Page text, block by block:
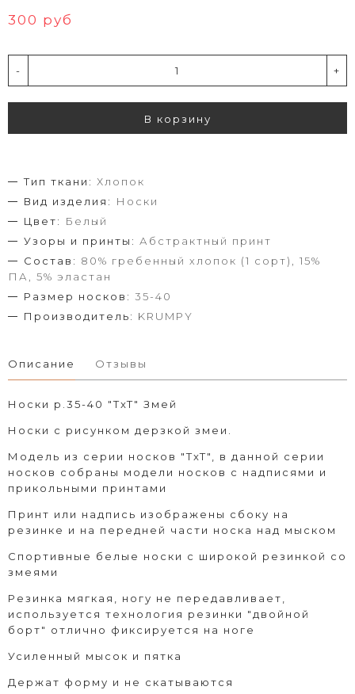
300 руб
- +
В корзину
Тип ткани: Хлопок
Вид изделия:
Носки
Цвет:
Белый
Узоры и принты: Абстрактный принт
Состав: 80% гребенный хлопок (1 сорт), 15%
ПА, 5% эластан
Размер носков: 35-40
Производитель: KRUMPY
Описание Отзывы
Носки р.35-40 "TxT" Змей
Носки с рисунком дерзкой змеи.
Модель из серии носков "TxT", в данной серии
носков собраны модели носков с надписями и
прикольными принтами
Принт или надпись изображены сбоку на
резинке и на передней части носка над мыском
Спортивные белые носки с широкой резинкой со
змеями
Резинка мягкая, ногу не передавливает,
используется технология резинки "двойной
борт" отлично фиксируется на ноге
Усиленный мысок и пятка
Держат форму и не скатываются